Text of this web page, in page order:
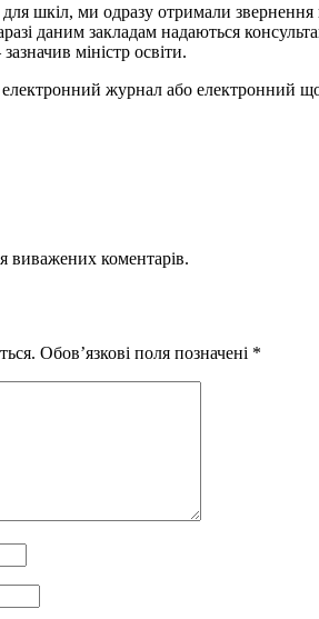
шкіл, ми одразу отримали звернення
даним закладам надаються
міністр освіти.
журнал або електронний
виважених коментарів.
Обов’язкові поля позначені *